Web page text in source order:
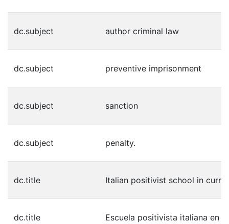
dc.subject author criminal law
dc.subject preventive imprisonment
dc.subject sanction
dc.subject penalty.
dc.title Italian positivist school in
dc.title Escuela positivista italiana en